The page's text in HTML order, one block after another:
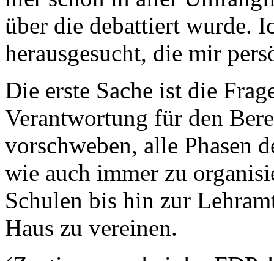
über die debattiert wurde.
herausgesucht, die mir
Die erste Sache ist die
Verantwortung für den
vorschweben, alle Phasen
wie auch immer zu
Schulen bis hin zur
Haus zu vereinen.